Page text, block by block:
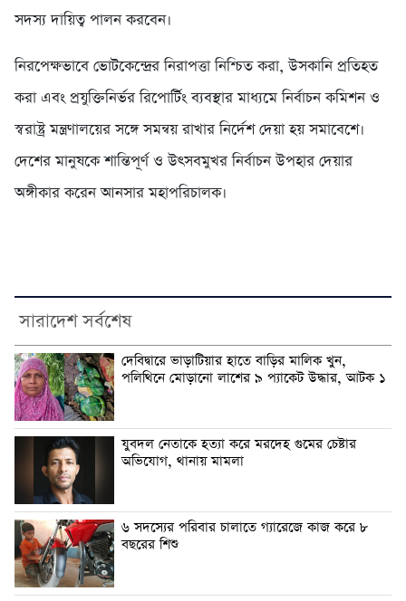
সদস্য দায়িত্ব পালন করবেন।
নিরপেক্ষভাবে ভোটকেন্দ্রের নিরাপত্তা নিশ্চিত করা, উসকানি প্রতিহত
করা এবং প্রযুক্তিনির্ভর রিপোর্টিং ব্যবস্থার মাধ্যমে নির্বাচন কমিশন ও
স্বরাষ্ট্র মন্ত্রণালয়ের সঙ্গে সমন্বয় রাখার নির্দেশ দেয়া হয় সমাবেশে।
দেশের মানুষকে শান্তিপূর্ণ ও উৎসবমুখর নির্বাচন উপহার দেয়ার
অঙ্গীকার করেন আনসার মহাপরিচালক।
সারাদেশ সর্বশেষ
দেবিদ্বারে ভাড়াটিয়ার হাতে বাড়ির মালিক খুন,
পলিথিনে মোড়ানো লাশের ৯ প্যাকেট উদ্ধার, আটক ১
যুবদল নেতাকে হত্যা করে মরদেহ গুমের চেষ্টার
অভিযোগ, থানায় মামলা
৬ সদস্যের পরিবার চালাতে গ্যারেজে কাজ করে ৮
বছরের শিশু